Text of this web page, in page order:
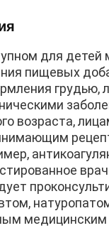
для детей
пищевых
грудью,
возраста,
медицинским